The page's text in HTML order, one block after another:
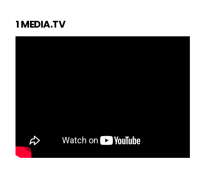
1 MEDIA.TV